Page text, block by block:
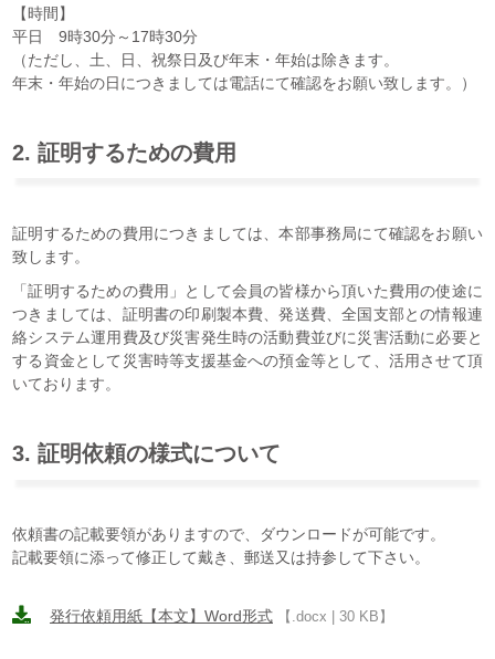
【時間】
平日 9時30分～17時30分
（ただし、土、日、祝祭日及び年末・年始は除きます。
年末・年始の日につきましては電話にて確認をお願い致します。）
2. 証明するための費用
証明するための費用につきましては、本部事務局にて確認をお願い
致します。
「証明するための費用」として会員の皆様から頂いた費用の使途に
つきましては、証明書の印刷製本費、発送費、全国支部との情報連
絡システム運用費及び災害発生時の活動費並びに災害活動に必要と
する資金として災害時等支援基金への預金等として、活用させて頂
いております。
3. 証明依頼の様式について
依頼書の記載要領がありますので、ダウンロードが可能です。
記載要領に添って修正して戴き、郵送又は持参して下さい。
発行依頼用紙【本文】Word形式 【.docx | 30 KB】